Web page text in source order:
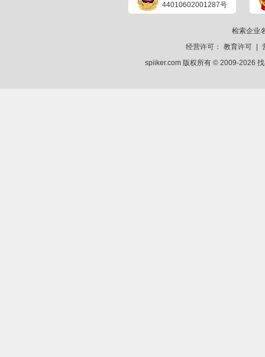
44010602001287号
检索企业
经营许可：
教育许可
spiiker.com 版权所有 © 2009-2026